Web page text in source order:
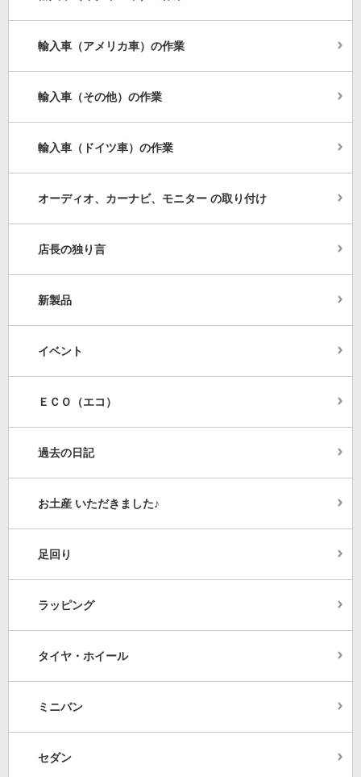
輸入車（アメリカ車）の作業
輸入車（その他）の作業
輸入車（ドイツ車）の作業
オーディオ、カーナビ、モニター の取り付け
店長の独り言
新製品
イベント
ＥＣＯ（エコ）
過去の日記
お土産 いただきました♪
足回り
ラッピング
タイヤ・ホイール
ミニバン
セダン